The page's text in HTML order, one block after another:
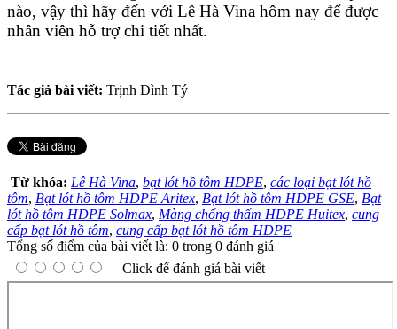
nào, vậy thì hãy đến với Lê Hà Vina hôm nay để được
nhân viên hỗ trợ chi tiết nhất.
Tác giả bài viết: Trịnh Đình Tý
Từ khóa: Lê Hà Vina, bạt lót hồ tôm HDPE, các loại bạt lót hồ
tôm, Bạt lót hồ tôm HDPE Aritex, Bạt lót hồ tôm HDPE GSE, Bạt
lót hồ tôm HDPE Solmax, Màng chống thấm HDPE Huitex, cung
cấp bạt lót hồ tôm, cung cấp bạt lót hồ tôm HDPE
Tổng số điểm của bài viết là: 0 trong 0 đánh giá
Click để đánh giá bài viết